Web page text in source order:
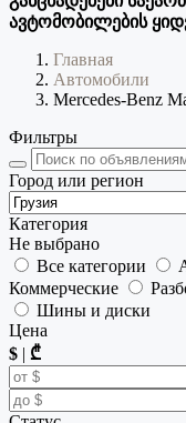
ავტომობილების
Главная
Автомобили
Mercedes-Benz
Фильтры
Город или регион
Категория
Не выбрано
Все категории
Коммерческие
Шины и диски
Цена
$ | ₾